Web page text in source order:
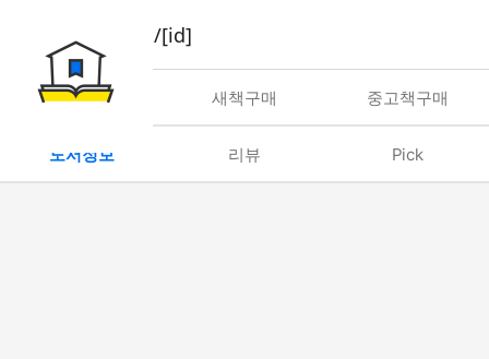
book/rent/[id]
대여 새책구매 중고책구매
도서정보 리뷰 Pick